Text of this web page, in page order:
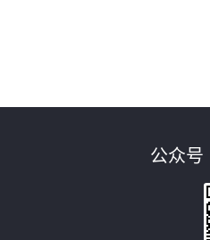
公众号